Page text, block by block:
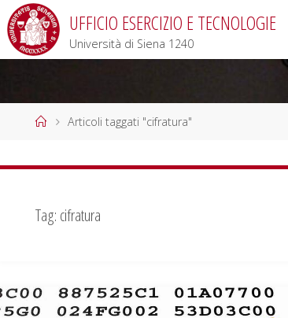
Salta
al
contenuto
UFFICIO ESERCIZIO E TECNOLOGIE
Università di Siena 1240
HomeArticoli taggati "cifratura"
Tag: cifratura